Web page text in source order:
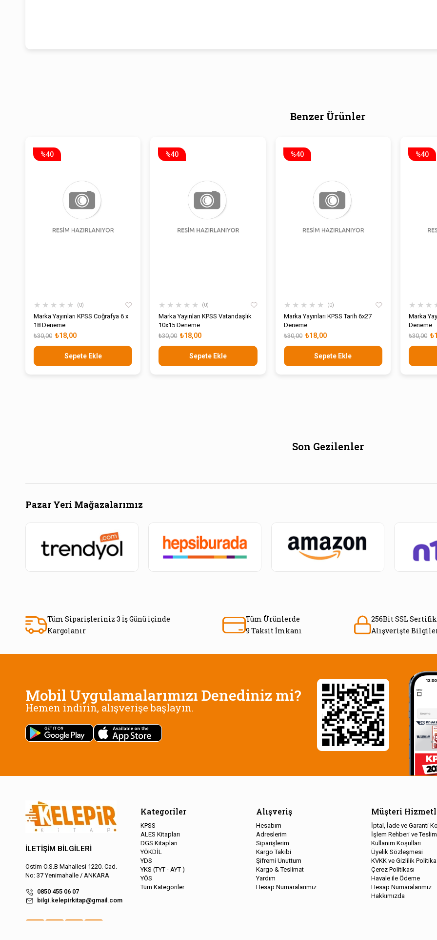
Benzer Ürünler
★ ★ ★ ★ ★ 0
Marka Yayınları KPSS Coğrafya 6 x
18 Deneme
₺18,00
₺30,00
Sepete Ekle
%40
★ ★ ★ ★ ★ 0
Marka Yayınları KPSS Vatandaşlık
10x15 Deneme
₺18,00
₺30,00
Sepete Ekle
%40
★ ★ ★ ★ ★ 0
Marka Yayınları KPSS Tarih 6x27
Deneme
₺18,00
₺30,00
Sepete Ekle
%40
★ ★ ★
Marka
Deneme
₺30,00
%40
Son Gezilenler
Pazar Yeri Mağazalarımız
Tüm Siparişleriniz 3 İş Günü içinde
Kargolanır
Tüm Ürünlerde
9 Taksit İmkanı
256Bit SSL
Alışverişte
Mobil Uygulamalarımızı Denediniz mi?
Hemen indirin, alışverişe başlayın.
İLETİŞİM BİLGİLERİ
Ostim O.S.B Mahallesi 1220. Cad.
No: 37 Yenimahalle / ANKARA
0850 455 06 07
bilgi.kelepirkitap@gmail.com
Kategoriler
KPSS
ALES Kitapları
DGS Kitapları
YÖKDİL
YDS
YKS (TYT - AYT )
YÖS
Tüm Kategoriler
Alışveriş
Hesabım
Adreslerim
Siparişlerim
Kargo Takibi
Şifremi Unuttum
Kargo & Teslimat
Yardım
Hesap Numaralarımız
Müşteri
İptal, İade ve Garanti
İşlem Rehberi ve
Kullanım Koşulları
Üyelik Sözleşmesi
KVKK ve Gizlilik
Çerez Politikası
Havale ile Ödeme
Hesap Numaralarımız
Hakkımızda